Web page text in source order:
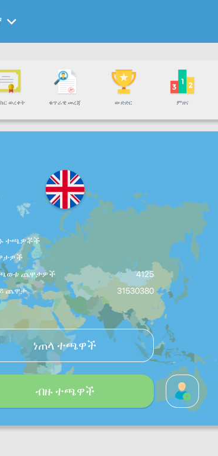
ወረቀት ቁጥራዊ መረጃ ውድድር ምዘና
ተጫዎቾች
ጨዋታዎች
4125
ጨዋታ
31530380
ነጠላ ተጫዋች
ብዙ ተጫዋች